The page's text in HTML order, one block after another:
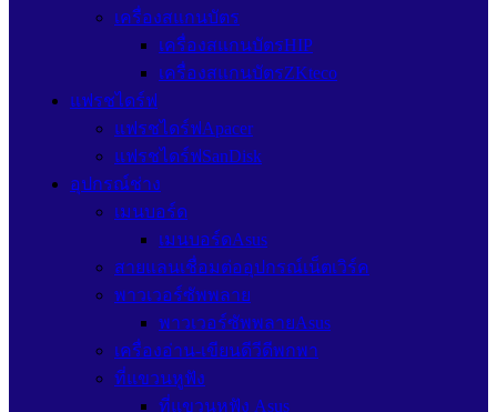
เครื่องสแกนบัตร
เครื่องสแกนบัตรHIP
เครื่องสแกนบัตรZKteco
แฟรชไดร์ฟ
แฟรชไดร์ฟApacer
แฟรชไดร์ฟSanDisk
อุปกรณ์ช่าง
เมนบอร์ด
เมนบอร์ดAsus
สายแลนเชื่อมต่ออุปกรณ์เน็ตเวิร์ค
พาวเวอร์ซัพพลาย
พาวเวอร์ซัพพลายAsus
เครื่องอ่าน-เขียนดีวีดีพกพา
ที่แขวนหูฟัง
ที่แขวนหูฟัง Asus